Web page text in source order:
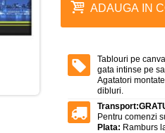
ADAUGA IN
Tablouri pe
gata intinse pe
Agatatori
dibluri.
Transport:
Pentru comenzi
Plata: Ramburs